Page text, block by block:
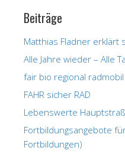
Beiträge
Matthias Fladner erklärt
Alle Jahre wieder – Alle
fair bio regional radmobil
FAHR sicher RAD
Lebenswerte
Fortbildungsangebote
Fortbildungen)